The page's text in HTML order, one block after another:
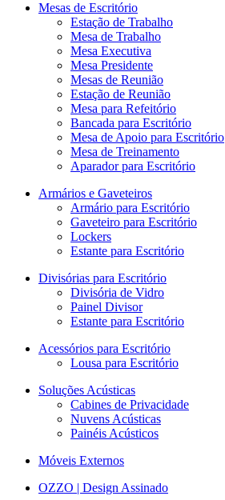
Mesas de Escritório
Estação de Trabalho
Mesa de Trabalho
Mesa Executiva
Mesa Presidente
Mesas de Reunião
Estação de Reunião
Mesa para Refeitório
Bancada para Escritório
Mesa de Apoio para Escritório
Mesa de Treinamento
Aparador para Escritório
Armários e Gaveteiros
Armário para Escritório
Gaveteiro para Escritório
Lockers
Estante para Escritório
Divisórias para Escritório
Divisória de Vidro
Painel Divisor
Estante para Escritório
Acessórios para Escritório
Lousa para Escritório
Soluções Acústicas
Cabines de Privacidade
Nuvens Acústicas
Painéis Acústicos
Móveis Externos
OZZO | Design Assinado